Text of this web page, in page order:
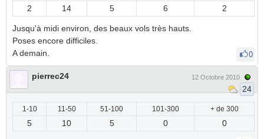
2 14 5 6 2
Jusqu'à midi environ, des beaux vols très hauts.
Poses encore difficiles.
A demain.
0
pierrec24 12 Octobre 2010
24
1-10 11-50 51-100 101-300 + de 300
5 10 5 0 0